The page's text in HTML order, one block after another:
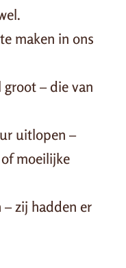
maken in ons
– die van
uitlopen –
moeilijke
zij hadden er